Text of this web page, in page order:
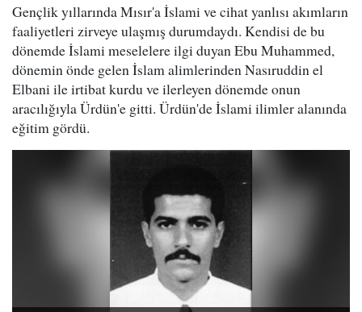
Gençlik yıllarında Mısır'a İslami ve cihat yanlısı akımların
faaliyetleri zirveye ulaşmış durumdaydı. Kendisi de bu
dönemde İslami meselelere ilgi duyan Ebu Muhammed,
dönemin önde gelen İslam alimlerinden Nasıruddin el
Elbani ile irtibat kurdu ve ilerleyen dönemde onun
aracılığıyla Ürdün'e gitti. Ürdün'de İslami ilimler alanında
eğitim gördü.